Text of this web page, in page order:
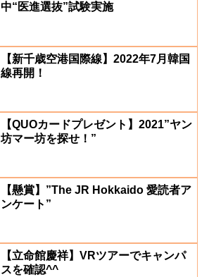
中“医進選抜”試験実施
【新千歳空港国際線】2022年7月韓国
線再開！
【QUOカードプレゼント】2021”ヤン
坊マー坊を探せ！”
【懸賞】”The JR Hokkaido 愛読者ア
ンケート”
【立命館慶祥】VRツアーでキャンパ
スを確認^^